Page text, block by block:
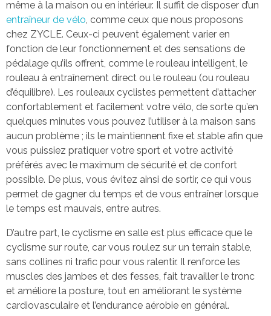
même à la maison ou en intérieur. Il suffit de disposer d’un
entraîneur de vélo, comme ceux que nous proposons
chez ZYCLE. Ceux-ci peuvent également varier en
fonction de leur fonctionnement et des sensations de
pédalage qu’ils offrent, comme le rouleau intelligent, le
rouleau à entraînement direct ou le rouleau (ou rouleau
d’équilibre). Les rouleaux cyclistes permettent d’attacher
confortablement et facilement votre vélo, de sorte qu’en
quelques minutes vous pouvez l’utiliser à la maison sans
aucun problème ; ils le maintiennent fixe et stable afin que
vous puissiez pratiquer votre sport et votre activité
préférés avec le maximum de sécurité et de confort
possible. De plus, vous évitez ainsi de sortir, ce qui vous
permet de gagner du temps et de vous entraîner lorsque
le temps est mauvais, entre autres.
D’autre part, le cyclisme en salle est plus efficace que le
cyclisme sur route, car vous roulez sur un terrain stable,
sans collines ni trafic pour vous ralentir. Il renforce les
muscles des jambes et des fesses, fait travailler le tronc
et améliore la posture, tout en améliorant le système
cardiovasculaire et l’endurance aérobie en général.